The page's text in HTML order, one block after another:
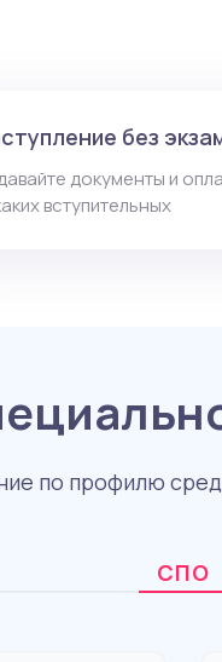
без
документы и
вступительных
по профилю
СПО